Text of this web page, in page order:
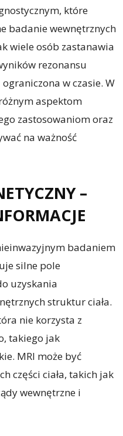
które
badanie wewnętrznych
wiele osób zastanawia
rezonansu
w czasie. W
aspektom
zastosowaniom oraz
na ważność
–
badaniem
silne pole
uzyskania
struktur ciała.
nie korzysta z
takiego jak
MRI może być
części ciała, takich jak
wewnętrzne i